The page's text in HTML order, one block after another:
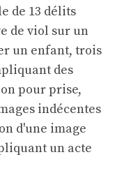
de 13 délits
de viol sur un
un enfant, trois
des
pour prise,
indécentes
d'une image
un acte